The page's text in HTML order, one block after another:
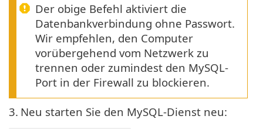
Der obige Befehl aktiviert die
Datenbankverbindung ohne Passwort.
Wir empfehlen, den Computer
vorübergehend vom Netzwerk zu
trennen oder zumindest den MySQL-
Port in der Firewall zu blockieren.
3. Neu starten Sie den MySQL-Dienst neu: